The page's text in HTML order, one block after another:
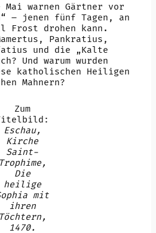
warnen Gärtner vor
– jenen fünf Tagen, an
Frost drohen kann.
Pankratius,
und die „Kalte
Und warum wurden
katholischen Heiligen
Mahnern?
Zum
Eschau,
Kirche
Saint-
Trophime,
Die
heilige
mit
ihren
Töchtern,
1470.